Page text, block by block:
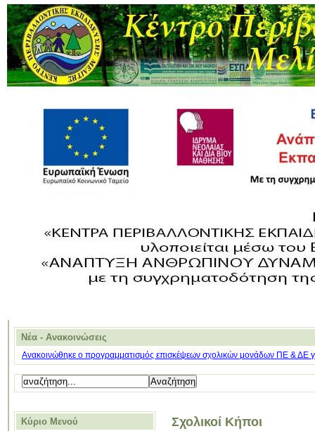
Νέα - Ανακοινώσεις
Ανακοινώθηκε ο προγραμματισμός επισκέψεων σχολικών μονάδων ΠΕ & ΔΕ
Κύριο Μενού Σχολικοί Κήποι